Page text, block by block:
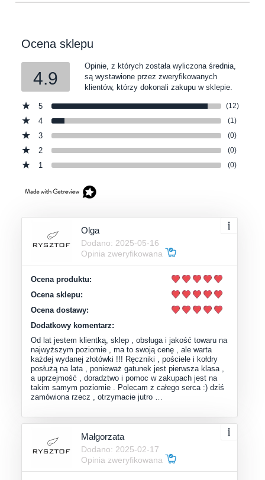
Ocena sklepu
4.9
Opinie, z których została wyliczona średnia,
są wystawione przez zweryfikowanych
klientów, którzy dokonali zakupu w sklepie.
5 (12)
4 (1)
3 (0)
2 (0)
1 (0)
Olga
Dodano: 2025-05-16
Opinia zweryfikowana
Ocena produktu:
Ocena sklepu:
Ocena dostawy:
Dodatkowy komentarz:
Od lat jestem klientką, sklep , obsługa i jakość towaru na
najwyższym poziomie , ma to swoją cenę , ale warta
każdej wydanej złotówki !!! Ręczniki , pościele i kołdry
posłużą na lata , ponieważ gatunek jest pierwsza klasa ,
a uprzejmość , doradztwo i pomoc w zakupach jest na
takim samym poziomie . Polecam z całego serca :) dziś
zamówiona rzecz , otrzymacie jutro …
Małgorzata
Dodano: 2025-02-17
Opinia zweryfikowana